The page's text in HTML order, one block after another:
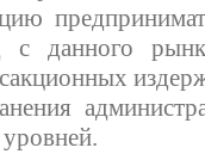
с данного